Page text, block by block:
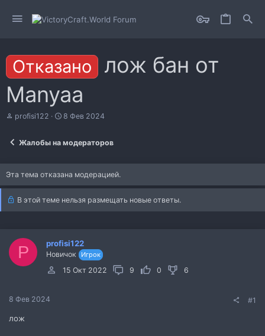
Отказано
лож бан от
Manyaa
А
т
е
м
ы
profisi122
Д
а
а
ч
а
8 Фев 2024
Жалобы на модераторов
Эта тема отказана модерацией.
В этой теме нельзя размещать новые ответы.
P profisi122
Новичок Игрок
15 Окт 2022 9 0 6
8 Фев 2024 #1
лож